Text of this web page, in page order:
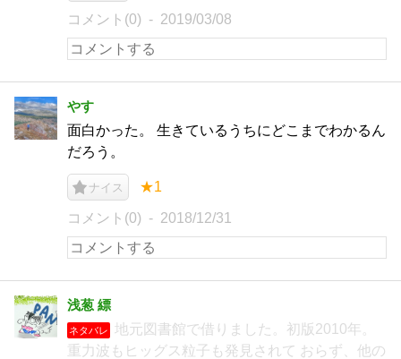
コメント(0) 2019/03/08
やす
面白かった。 生きているうちにどこまでわかるん
だろう。
ナイス ★1
コメント(0) 2018/12/31
浅葱 縹
ネタバレ
地元図書館で借りました。初版2010年。
重力波もヒッグス粒子も発見されて おらず、他の